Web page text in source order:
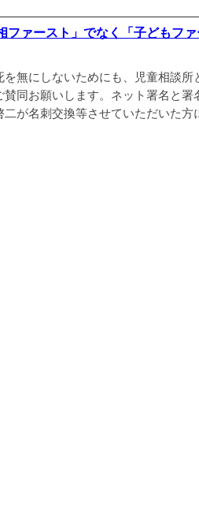
ファースト」でなく「子どもフ
無にしないためにも、児童相談所
賛同お願いします。ネット署名と
二が名刺交換等させていただいた